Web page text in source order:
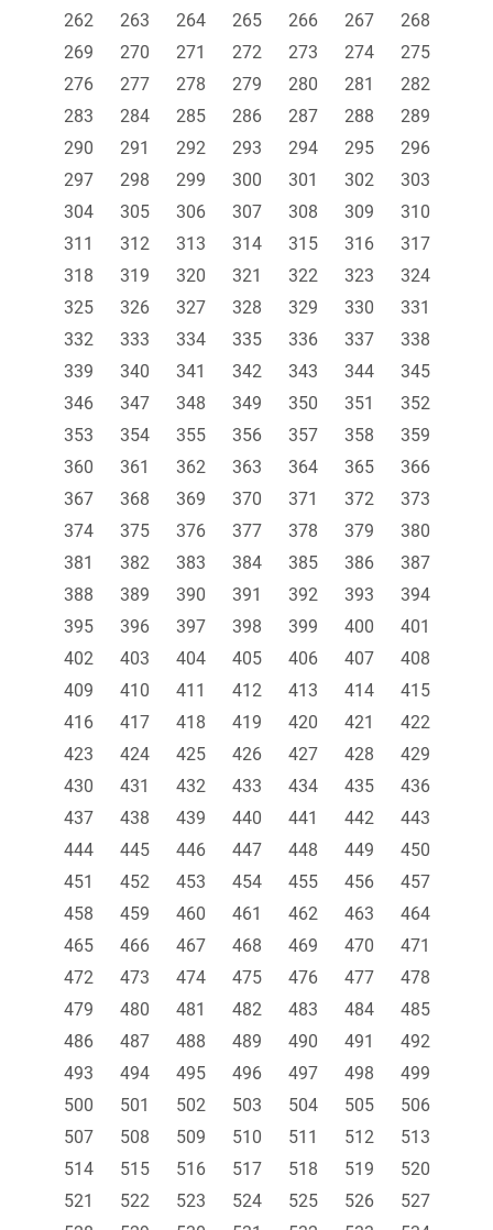
262
263 264 265 266 267
268
269
270 271 272 273 274
275
276
277 278 279 280 281
282
283
284 285 286 287 288
289
290
291 292 293 294 295
296
297
298 299 300 301 302
303
304
305 306 307 308 309
310
311
312 313 314 315 316
317
318
319 320 321 322 323
324
325
326 327 328 329 330
331
332
333 334 335 336 337
338
339
340 341 342 343 344
345
346
347 348 349 350 351
352
353
354 355 356 357 358
359
360
361 362 363 364 365
366
367
368 369 370 371 372
373
374
375 376 377 378 379
380
381
382 383 384 385 386
387
388
389 390 391 392 393
394
395
396 397 398 399 400
401
402
403 404 405 406 407
408
409
410 411 412 413 414
415
416
417 418 419 420 421
422
423
424 425 426 427 428
429
430
431 432 433 434 435
436
437
438 439 440 441 442
443
444
445 446 447 448 449
450
451
452 453 454 455 456
457
458
459 460 461 462 463
464
465
466 467 468 469 470
471
472
473 474 475 476 477
478
479
480 481 482 483 484
485
486
487 488 489 490 491
492
493
494 495 496 497 498
499
500
501 502 503 504 505
506
507
508 509 510 511 512
513
514
515 516 517 518 519
520
521
522 523 524 525 526
527